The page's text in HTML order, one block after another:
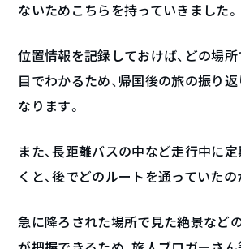
ないためこちらを持っていきました。
位置情報を記録しておけば、どの場
目でわかるため、帰国後の旅の振り
なります。
また、長距離バスの中など走行中に
くと、後でどのルートを通っていたの
急に降ろされた場所で見た絶景など